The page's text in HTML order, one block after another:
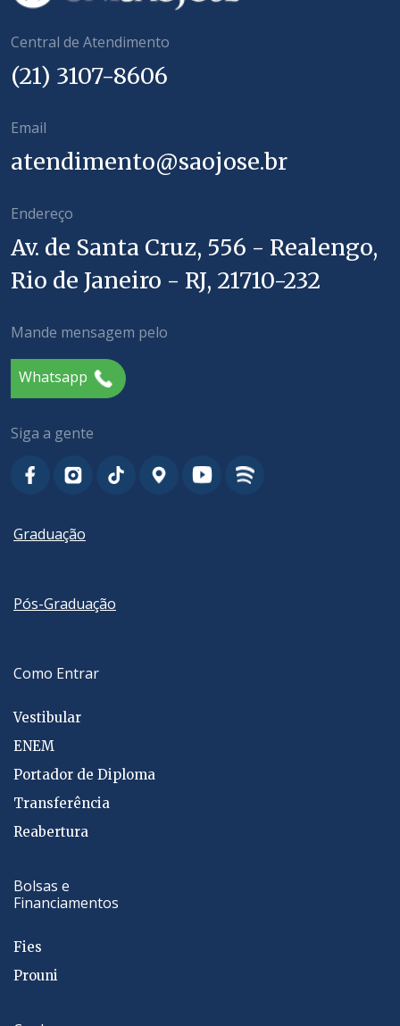
Central de Atendimento
(21) 3107-8606
Email
atendimento@saojose.br
Endereço
Av. de Santa Cruz, 556 - Realengo,
Rio de Janeiro - RJ, 21710-232
Mande mensagem pelo
Whatsapp
Siga a gente
Graduação
Pós-Graduação
Como Entrar
Vestibular
ENEM
Portador de Diploma
Transferência
Reabertura
Bolsas e
Financiamentos
Fies
Prouni